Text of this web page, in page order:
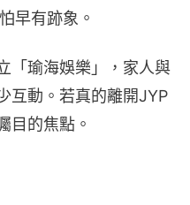
早有跡象。
「瑜海娛樂」，家人與
互動。若真的離開JYP
目的焦點。